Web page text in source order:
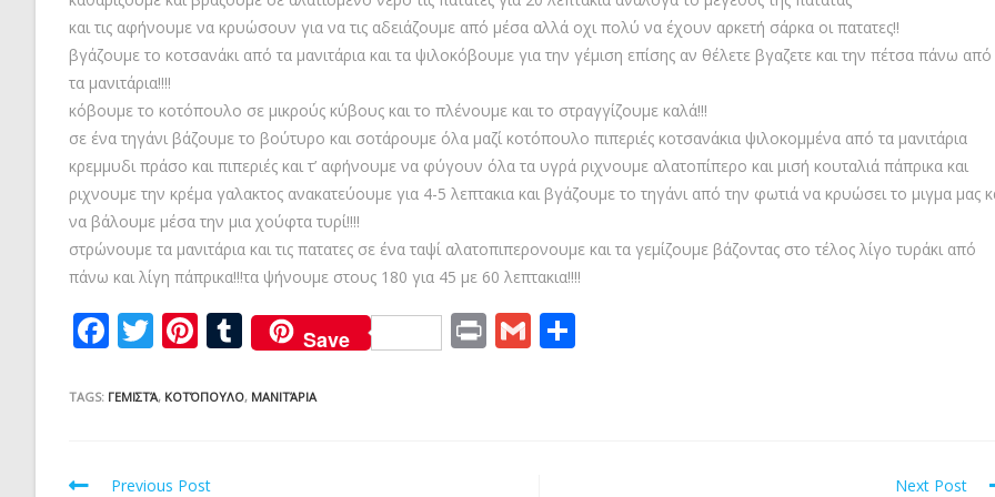
και τις αφήνουμε να κρυώσουν για να τις αδειάζουμε από μέσα αλλά οχι πολύ να έχουν αρκετή σάρκα οι πατατες!!
βγάζουμε το κοτσανάκι από τα μανιτάρια και τα ψιλοκόβουμε για την γέμιση επίσης αν θέλετε βγαζετε και την πέτσα πάνω από
τα μανιτάρια!!!!
κόβουμε το κοτόπουλο σε μικρούς κύβους και το πλένουμε και το στραγγίζουμε καλά!!!
σε ένα τηγάνι βάζουμε το βούτυρο και σοτάρουμε όλα μαζί κοτόπουλο πιπεριές κοτσανάκια ψιλοκομμένα από τα μανιτάρια
κρεμμυδι πράσο και πιπεριές και τ’ αφήνουμε να φύγουν όλα τα υγρά ριχνουμε αλατοπίπερο και μισή κουταλιά πάπρικα και
ριχνουμε την κρέμα γαλακτος ανακατεύουμε για 4-5 λεπτακια και βγάζουμε το τηγάνι από την φωτιά να κρυώσει το μιγμα μας
να βάλουμε μέσα την μια χούφτα τυρί!!!!
στρώνουμε τα μανιτάρια και τις πατατες σε ένα ταψί αλατοπιπερονουμε και τα γεμίζουμε βάζοντας στο τέλος λίγο τυράκι από
πάνω και λίγη πάπρικα!!!τα ψήνουμε στους 180 για 45 με 60 λεπτακια!!!!
F
ac
e
o
T
w
itt
Pi
nt
er
st
T
u
m
Save Pr
in
G
m
TAGS: ΓΕΜΙΣΤΆ, ΚΟΤΌΠΟΥΛΟ, ΜΑΝΙΤΆΡΙΑ
Read
Previous Post Next Post